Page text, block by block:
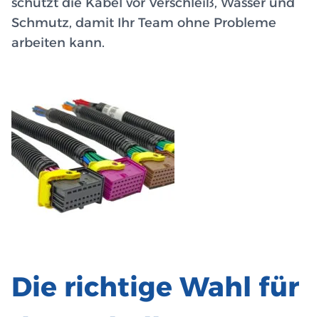
Schmutz, damit Ihr Team ohne Probleme
arbeiten kann.
Die richtige Wahl für